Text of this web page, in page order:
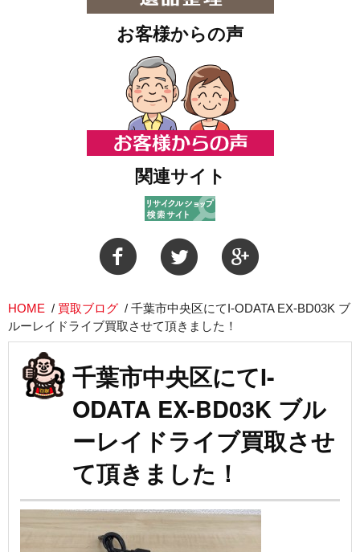
お客様からの声
関連サイト
HOME / 買取ブログ / 千葉市中央区にてI-ODATA EX-BD03K ブ
ルーレイドライブ買取させて頂きました！
千葉市中央区にてI-
ODATA EX-BD03K ブル
ーレイドライブ買取させ
て頂きました！